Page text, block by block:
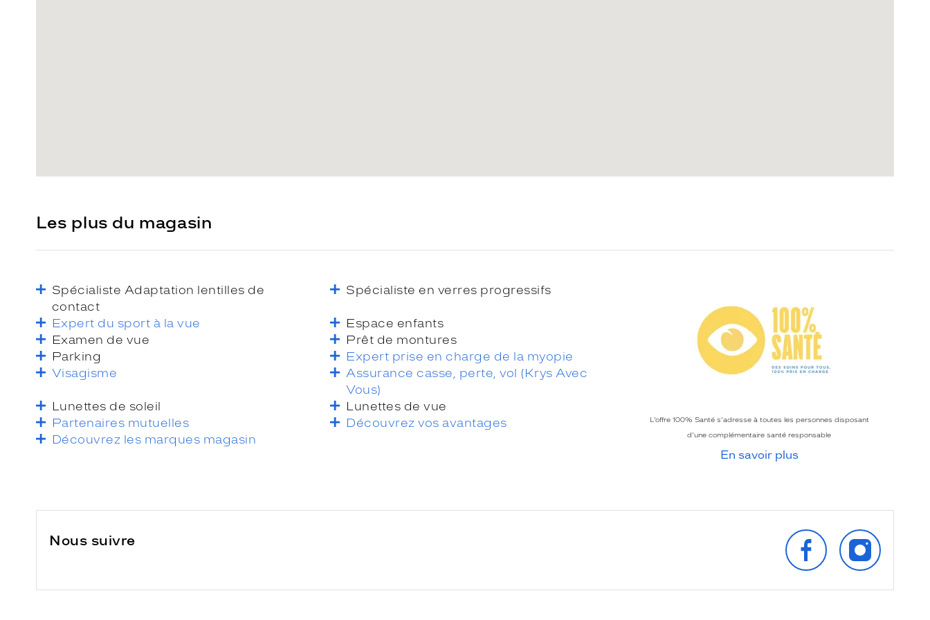
Les plus du magasin
Spécialiste Adaptation lentilles de
contact
Spécialiste en verres progressifs
Expert du sport à la vue
Espace enfants
Examen de vue
Prêt de montures
Parking
Expert prise en charge de la myopie
Visagisme
Assurance casse, perte, vol (Krys Avec
Vous)
Lunettes de soleil
Lunettes de vue
Partenaires mutuelles
Découvrez vos avantages
Découvrez les marques magasin
L’offre 100% Santé s’adresse à toutes les personnes disposant
d’une complémentaire santé responsable
En savoir plus
Nous suivre
SUIVEZ‑NOUS
SUR
FACEBOOK
SUR
INSTAGRAM